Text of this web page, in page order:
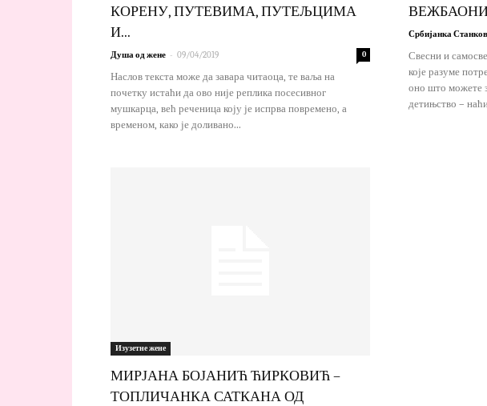
КОРЕНУ, ПУТЕВИМА, ПУТЕЉЦИМА
И...
Душа од жене - 09/04/2019 0
Наслов текста може да завара читаоца, те ваља на
почетку истаћи да ово није реплика посесивног
мушкарца, већ реченица коју је испрва повремено, а
временом, како је доливано...
Србијанка
Свесни и
које разуме
оно што можете
детињство –
Изузетне жене
МИРЈАНА БОЈАНИЋ ЋИРКОВИЋ –
ТОПЛИЧАНКА САТКАНА ОД